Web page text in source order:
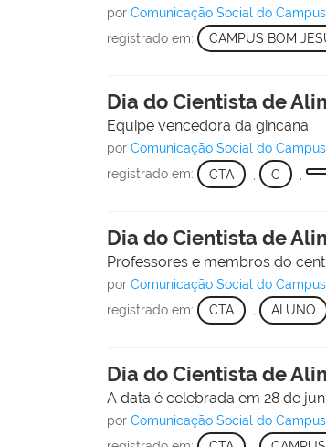
porComunicação Social do
registrado em: CAMPUS BOM
Dia do Cientista de
Equipe vencedora da gincana.
porComunicação Social do
registrado em: CTA C
Dia do Cientista de
Professores e membros do
porComunicação Social do
registrado em: CTA , ALUNO
Dia do Cientista de
A data é celebrada em 28 de
porComunicação Social do